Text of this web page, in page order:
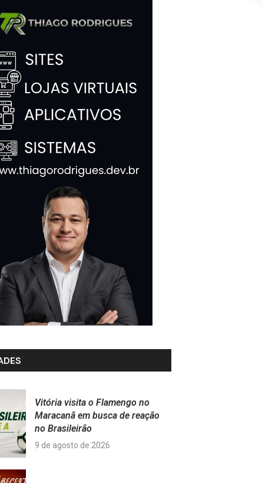
Vitória visita o Flamengo no
Maracanã em busca de reação
no Brasileirão
9 de agosto de 2026